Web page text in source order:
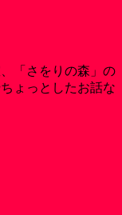
「さをりの森」の
ょっとしたお話な